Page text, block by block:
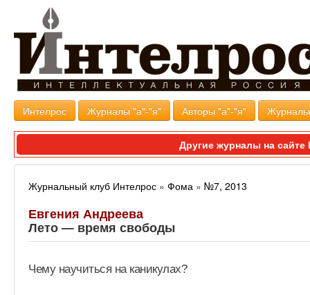
Интелрос Журналы "а"-"я" Авторы "а"-"я"
Другие журналы на
Журнальный клуб Интелрос » Фома » №7, 2013
Евгения Андреева
Лето — время свободы
Чему научиться на каникулах?